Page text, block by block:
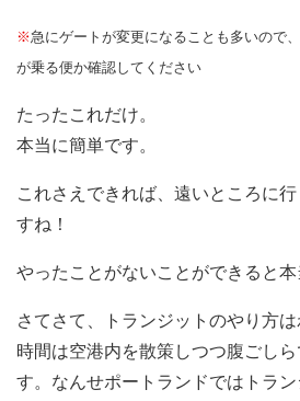
※急にゲートが変更になることも多いので
が乗る便か確認してください
たったこれだけ。
本当に簡単です。
これさえできれば、遠いところに
すね！
やったことがないことができると本
さてさて、トランジットのやり方
時間は空港内を散策しつつ腹ごし
す。なんせポートランドではトラ